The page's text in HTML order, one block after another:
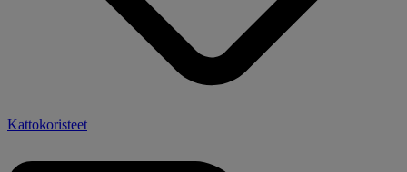
Kattokoristeet